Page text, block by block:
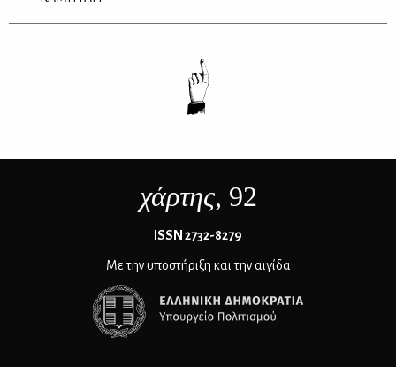
χάρτης, 92
ΙSSN 2732-8279
Με την υποστήριξη και την αιγίδα